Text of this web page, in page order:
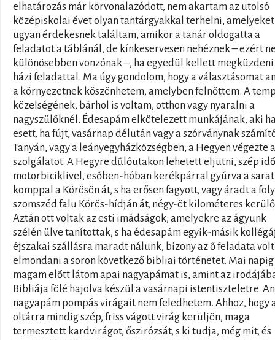
elhatározás már körvonalazódott, nem akartam az utolsó
középiskolai évet olyan tantárgyakkal terhelni, amelyeket
ugyan érdekesnek találtam, amikor a tanár oldogatta a
feladatot a táblánál, de kínkeservesen nehéznek – ezért
különösebben vonzónak –, ha egyedül kellett megküzdeni
házi feladattal. Ma úgy gondolom, hogy a választásomat
a környezetnek köszönhetem, amelyben felnőttem. A
közelségének, bárhol is voltam, otthon vagy nyaralni a
nagyszülőknél. Édesapám elkötelezett munkájának, aki
esett, ha fújt, vasárnap délután vagy a szórványnak
Tanyán, vagy a leányegyházközségben, a Hegyen végezte a
szolgálatot. A Hegyre dűlőutakon lehetett eljutni, szép
motorbiciklivel, esőben-hóban kerékpárral gyúrva a sarat
komppal a Körösön át, s ha erősen fagyott, vagy áradt a
szomszéd falu Körös-hídján át, négy-öt kilométeres
Aztán ott voltak az esti imádságok, amelyekre az ágyunk
szélén ülve tanítottak, s ha édesapám egyik-másik
éjszakai szállásra maradt nálunk, bizony az ő feladata volt
elmondani a soron következő bibliai történetet. Mai napig
magam előtt látom apai nagyapámat is, amint az
Bibliája fölé hajolva készül a vasárnapi istentiszteletre.
nagyapám pompás virágait nem feledhetem. Ahhoz, hogy
oltárra mindig szép, friss vágott virág kerüljön, maga
termesztett kardvirágot, őszirózsát, s ki tudja, még mit, és